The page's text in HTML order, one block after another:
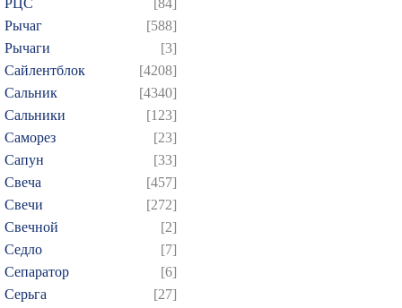
РЦС
[84]
Рычаг
[588]
Рычаги
[3]
Сайлентблок
[4208]
Сальник
[4340]
Сальники
[123]
Саморез
[23]
Сапун
[33]
Свеча
[457]
Свечи
[272]
Свечной
[2]
Седло
[7]
Сепаратор
[6]
Серьга
[27]